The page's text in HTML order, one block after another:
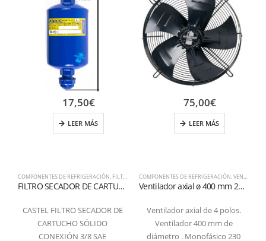
COMPONENTES DE REFRIGERACIÓN, FILTROS
FILTRO SECADOR DE CARTUCHO SÓLIDO CON 100% DE TAMICES MOLECULARES 3/8 SAE
CASTEL FILTRO SECADOR DE
CARTUCHO SÓLIDO
CONEXIÓN 3/8 SAE
17,50€
LEER MÁS
COMPONENTES DE REFRIGERACIÓN,VENTILADORES AXIALES
Ventilador axial ø 400 mm 230 voltios 4 polos 1400 rpm aspiración
Ventilador axial de 4 polos.
Ventilador 400 mm de
diámetro . Monofásico 230
75,00€
LEER MÁS